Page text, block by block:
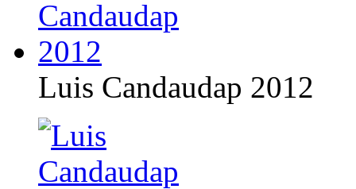
Luis Candaudap 2012